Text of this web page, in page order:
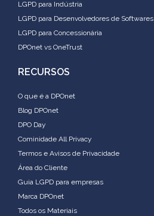
LGPD para Indústria
LGPD para Desenvolvedores de Softwares
LGPD para Concessionária
DPOnet vs OneTrust
RECURSOS
O que é a DPOnet
Blog DPOnet
DPO Day
Cominidade All Privacy
Termos e Avisos de Privacidade
Área do Cliente
Guia LGPD para empresas
Marca DPOnet
Todos os Materiais